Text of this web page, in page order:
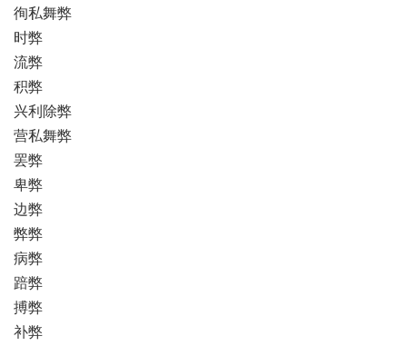
徇私舞弊
时弊
流弊
积弊
兴利除弊
营私舞弊
罢弊
卑弊
边弊
弊弊
病弊
踣弊
搏弊
补弊